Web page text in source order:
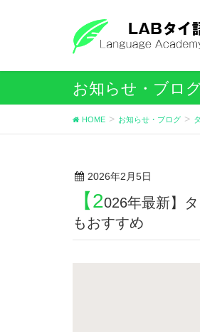
お知らせ・ブロ
HOME お知らせ・ブログ
2026年2月5日
【2026年最新】
もおすすめ